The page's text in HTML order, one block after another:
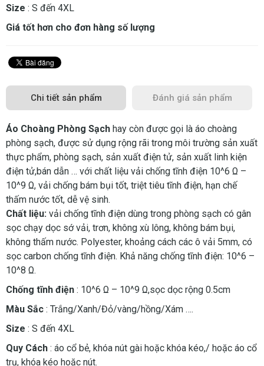
Size : S đến 4XL
Giá tốt hơn cho đơn hàng số lượng
Chi tiết sản phẩm Đánh giá sản phẩm
Áo Choàng Phòng Sạch hay còn được gọi là áo choàng
phòng sạch, được sử dụng rộng rãi trong môi trường sản xuất
thực phẩm, phòng sạch, sản xuất điện tử, sản xuất linh kiện
điện tử,bán dẫn … với chất liệu vải chống tĩnh điện 10­­^6 Ω –
10^­­9 Ω, vải chống bám bụi tốt, triệt tiêu tĩnh điện, hạn chế
thấm nước tốt, dễ vệ sinh.
Chất liệu: vải chống tĩnh điện dùng trong phòng sạch có gân
sọc chạy dọc sớ vải, trơn, không xù lông, không bám bụi,
không thấm nước. Polyester, khoảng cách các ô vải 5mm, có
sọc carbon chống tĩnh điện. Khả năng chống tĩnh điện: 10^6 –
10^8 Ω.
Chống tĩnh điện : 10­­^6 Ω – 10^­­9 Ω,sọc dọc rộng 0.5cm
Màu Sắc : Trắng/Xanh/Đỏ/vàng/hồng/Xám ….
Size : S đến 4XL
Quy Cách : áo cổ bẻ, khóa nút gài hoặc khóa kéo,/ hoặc áo cổ
trụ, khóa kéo hoặc nút.